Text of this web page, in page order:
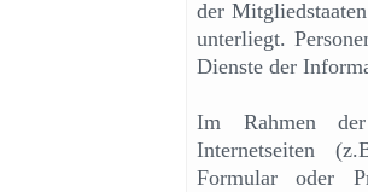
der
unterliegt.
Dienste der
Im Rahmen
Internetseiten
Formular oder